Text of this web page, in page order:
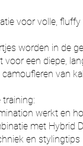
voor volle,
worden in de
voor een diepe,
van
training:
werkt en
met Hybrid
en stylingtips